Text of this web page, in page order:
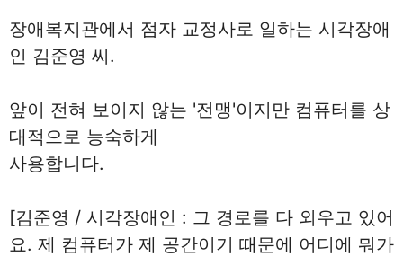
장애복지관에서 점자 교정사로 일하는 시각장애
인 김준영 씨.
앞이 전혀 보이지 않는 '전맹'이지만 컴퓨터를 상
대적으로 능숙하게
사용합니다.
[김준영 / 시각장애인 : 그 경로를 다 외우고 있어
요. 제 컴퓨터가 제 공간이기 때문에 어디에 뭐가